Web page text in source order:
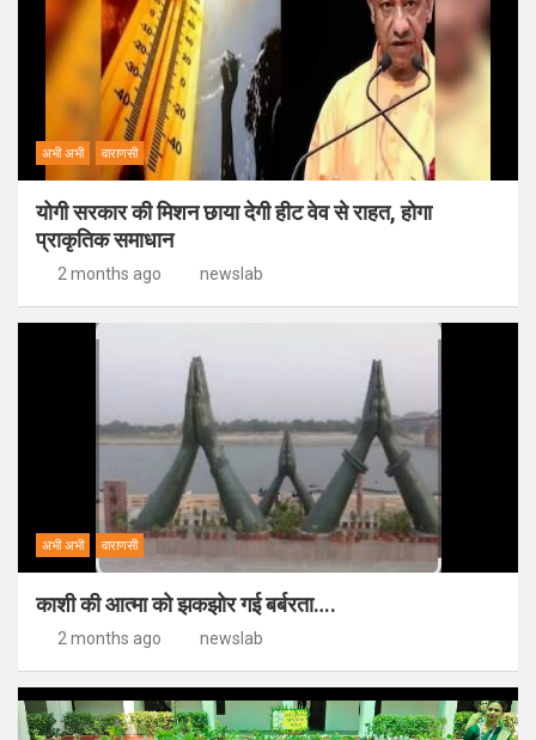
अभी अभी वाराणसी
योगी सरकार की मिशन छाया देगी हीट वेव से राहत, होगा
प्राकृतिक समाधान
2 months ago newslab
अभी अभी वाराणसी
काशी की आत्मा को झकझोर गई बर्बरता….
2 months ago newslab